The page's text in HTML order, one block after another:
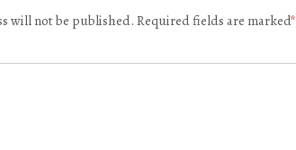
will not be published.Required fields are marked*